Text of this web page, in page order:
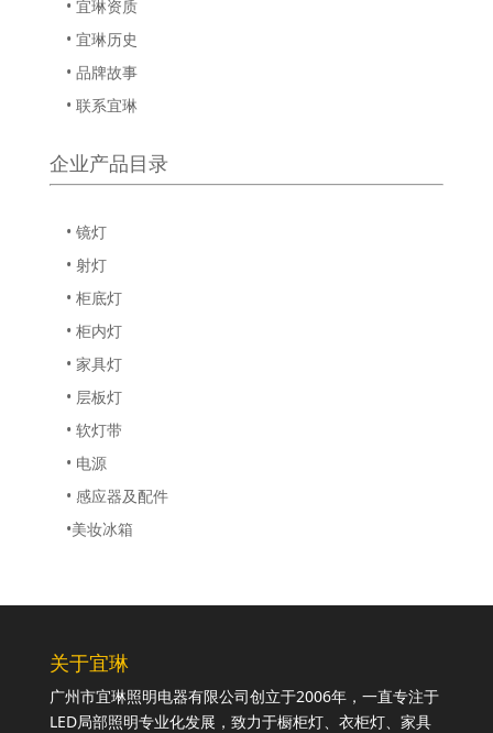
• 宜琳资质
• 宜琳历史
• 品牌故事
• 联系宜琳
企业产品目录
• 镜灯
• 射灯
• 柜底灯
• 柜内灯
• 家具灯
• 层板灯
• 软灯带
• 电源
• 感应器及配件
•美妆冰箱
关于宜琳
广州市宜琳照明电器有限公司创立于2006年，一直专注于
LED局部照明专业化发展，致力于橱柜灯、衣柜灯、家具